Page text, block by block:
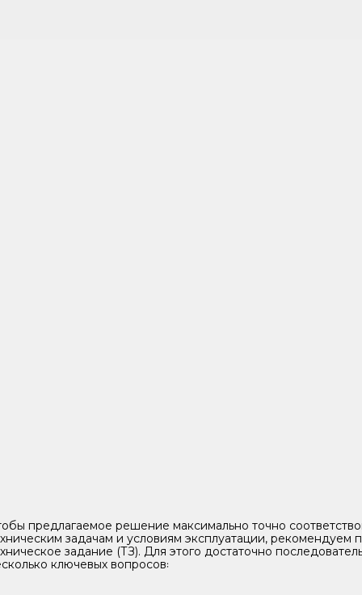
предлагаемое решение максимально точно
задачам и условиям эксплуатации, рекомендуем
задание (ТЗ). Для этого достаточно
ключевых вопросов꞉